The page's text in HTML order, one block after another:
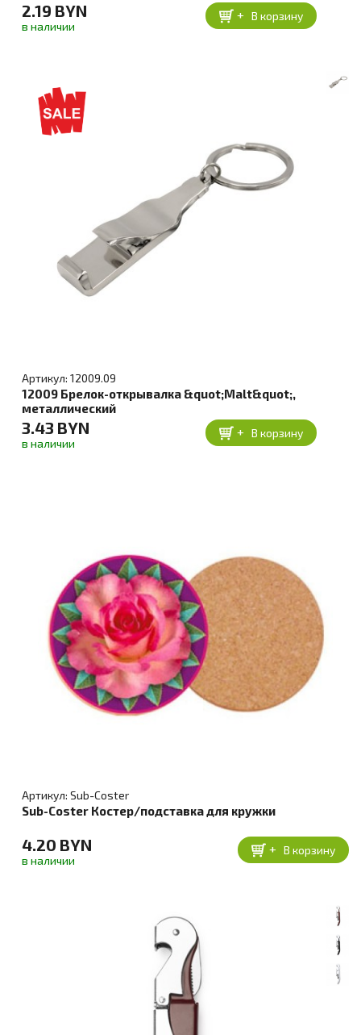
2.19 BYN
в наличии
+ В корзину
Артикул: 12009.09
12009 Брелок-открывалка &quot;Malt&quot;,
металлический
3.43 BYN
в наличии
+ В корзину
Артикул: Sub-Coster
Sub-Coster Костер/подставка для кружки
4.20 BYN
в наличии
+ В корзину